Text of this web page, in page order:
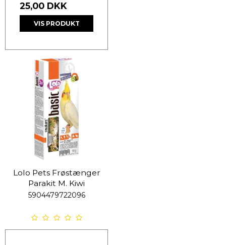
25,00 DKK
VIS PRODUKT
Lolo Pets Frøstænger
Parakit M. Kiwi
5904479722096